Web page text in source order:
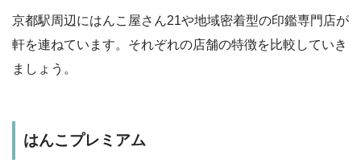
京都駅周辺にはんこ屋さん21や地域密着型の印鑑専門店が
軒を連ねています。それぞれの店舗の特徴を比較していき
ましょう。
はんこプレミアム